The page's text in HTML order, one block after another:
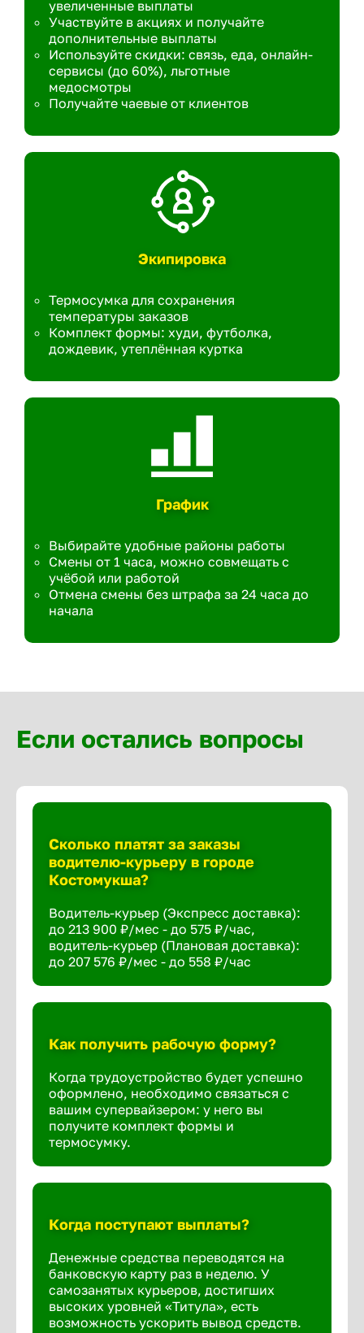
увеличенные выплаты
Участвуйте в акциях и получайте
дополнительные выплаты
Используйте скидки: связь, еда, онлайн-
сервисы (до 60%), льготные
медосмотры
Получайте чаевые от клиентов
Экипировка
Термосумка для сохранения
температуры заказов
Комплект формы: худи, футболка,
дождевик, утеплённая куртка
График
Выбирайте удобные районы работы
Смены от 1 часа, можно совмещать с
учёбой или работой
Отмена смены без штрафа за 24 часа до
начала
Если остались вопросы
Сколько платят за заказы
водителю-курьеру в городе
Костомукша?
Водитель-курьер (Экспресс доставка):
до 213 900 ₽/мес - до 575 ₽/час,
водитель-курьер (Плановая доставка):
до 207 576 ₽/мес - до 558 ₽/час
Как получить рабочую форму?
Когда трудоустройство будет успешно
оформлено, необходимо связаться с
вашим супервайзером: у него вы
получите комплект формы и
термосумку.
Когда поступают выплаты?
Денежные средства переводятся на
банковскую карту раз в неделю. У
самозанятых курьеров, достигших
высоких уровней «Титула», есть
возможность ускорить вывод средств.